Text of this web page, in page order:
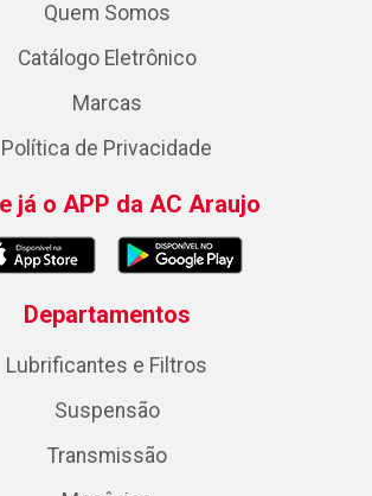
Quem Somos
Catálogo Eletrônico
Marcas
Política de Privacidade
já o APP da AC Araujo
Departamentos
Lubrificantes e Filtros
Suspensão
Transmissão